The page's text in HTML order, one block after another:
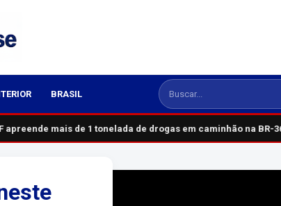
BRASIL
apreende mais de 1 tonelada de drogas em caminhão na BR-364